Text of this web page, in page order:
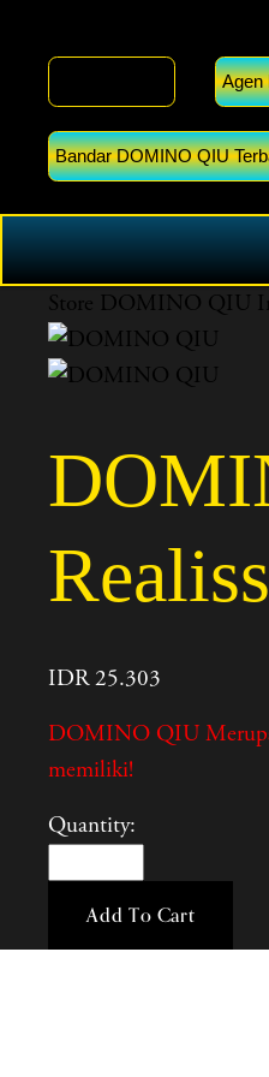
Agen
Bandar DOMINO QIU
Store DOMINO QIU
IDR 25.303
DOMINO QIU
memiliki!
Quantity:
Add To Cart